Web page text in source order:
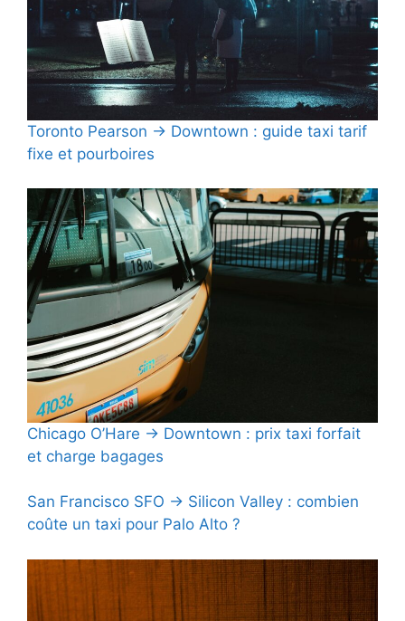
Toronto Pearson → Downtown : guide taxi tarif
fixe et pourboires
Chicago O’Hare → Downtown : prix taxi forfait
et charge bagages
San Francisco SFO → Silicon Valley : combien
coûte un taxi pour Palo Alto ?